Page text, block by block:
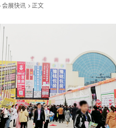
会展快讯 正文